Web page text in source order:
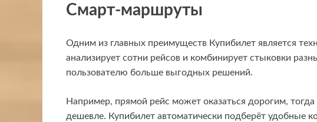
Смарт-маршруты
Одним из главных преимуществ Купибилет является
анализирует сотни рейсов и комбинирует стыковки
пользователю больше выгодных решений.
Например, прямой рейс может оказаться дорогим, тогда
дешевле. Купибилет автоматически подберёт удобные